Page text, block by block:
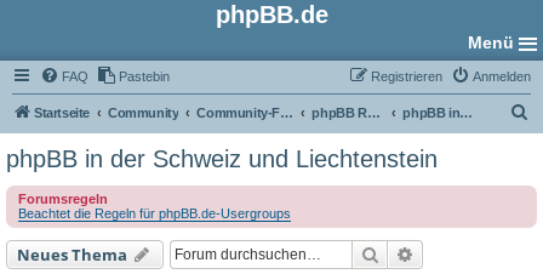
phpBB.de
Menü
FAQ Pastebin Anmelden
Registrieren
Startseite Community Community-Foren phpBB Regional phpBB in der Schweiz und Liechtenstein
e
phpBB in der Schweiz und Liechtenstein
Forumsregeln
Beachtet die Regeln für phpBB.de-Usergroups
Neues Thema Suche